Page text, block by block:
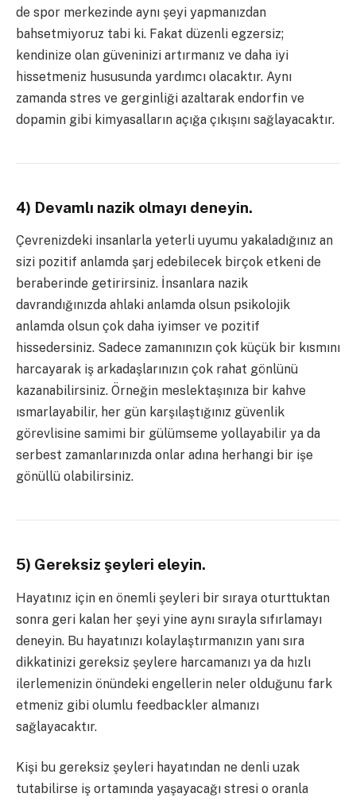
de spor merkezinde aynı şeyi yapmanızdan
bahsetmiyoruz tabi ki. Fakat düzenli egzersiz;
kendinize olan güveninizi artırmanız ve daha iyi
hissetmeniz hususunda yardımcı olacaktır. Aynı
zamanda stres ve gerginliği azaltarak endorfin ve
dopamin gibi kimyasalların açığa çıkışını sağlayacaktır.
4) Devamlı nazik olmayı deneyin.
Çevrenizdeki insanlarla yeterli uyumu yakaladığınız an
sizi pozitif anlamda şarj edebilecek birçok etkeni de
beraberinde getirirsiniz. İnsanlara nazik
davrandığınızda ahlaki anlamda olsun psikolojik
anlamda olsun çok daha iyimser ve pozitif
hissedersiniz. Sadece zamanınızın çok küçük bir kısmını
harcayarak iş arkadaşlarınızın çok rahat gönlünü
kazanabilirsiniz. Örneğin meslektaşınıza bir kahve
ısmarlayabilir, her gün karşılaştığınız güvenlik
görevlisine samimi bir gülümseme yollayabilir ya da
serbest zamanlarınızda onlar adına herhangi bir işe
gönüllü olabilirsiniz.
5) Gereksiz şeyleri eleyin.
Hayatınız için en önemli şeyleri bir sıraya oturttuktan
sonra geri kalan her şeyi yine aynı sırayla sıfırlamayı
deneyin. Bu hayatınızı kolaylaştırmanızın yanı sıra
dikkatinizi gereksiz şeylere harcamanızı ya da hızlı
ilerlemenizin önündeki engellerin neler olduğunu fark
etmeniz gibi olumlu feedbackler almanızı
sağlayacaktır.
Kişi bu gereksiz şeyleri hayatından ne denli uzak
tutabilirse iş ortamında yaşayacağı stresi o oranla